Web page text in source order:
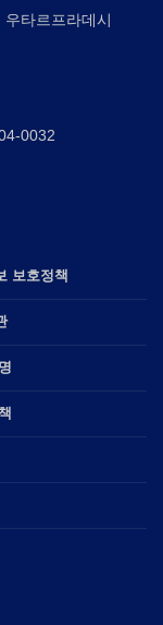
타르프라데시
0032
보호정책